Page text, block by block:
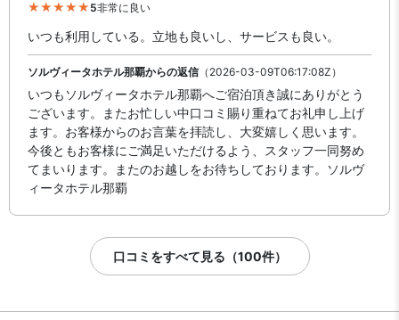
5非常に良い
いつも利用している。立地も良いし、サービスも良い。
ソルヴィータホテル那覇からの返信（2026-03-09T06:17:08Z）
いつもソルヴィータホテル那覇へご宿泊頂き誠にありがとう
ございます。またお忙しい中口コミ賜り重ねてお礼申し上げ
ます。お客様からのお言葉を拝読し、大変嬉しく思います。
今後ともお客様にご満足いただけるよう、スタッフ一同努め
てまいります。またのお越しをお待ちしております。ソルヴ
ィータホテル那覇
口コミをすべて見る（100件）